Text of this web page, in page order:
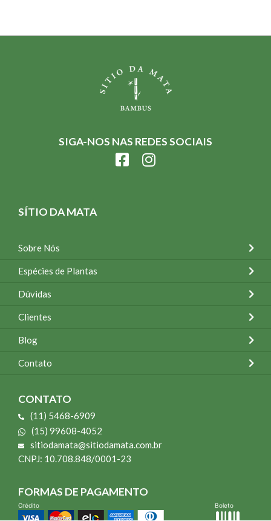
SIGA-NOS NAS REDES SOCIAIS
SÍTIO DA MATA
Sobre Nós
Espécies de Plantas
Dúvidas
Clientes
Blog
Contato
CONTATO
(11) 5468-6909
(15) 99608-4052
sitiodamata@sitiodamata.com.br
CNPJ: 10.708.848/0001-23
FORMAS DE PAGAMENTO
Crédito Boleto